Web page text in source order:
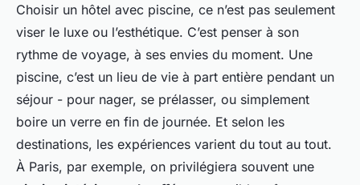
Choisir un hôtel avec piscine, ce n’est pas seulement
viser le luxe ou l’esthétique. C’est penser à son
rythme de voyage, à ses envies du moment. Une
piscine, c’est un lieu de vie à part entière pendant un
séjour - pour nager, se prélasser, ou simplement
boire un verre en fin de journée. Et selon les
destinations, les expériences varient du tout au tout.
À Paris, par exemple, on privilégiera souvent une